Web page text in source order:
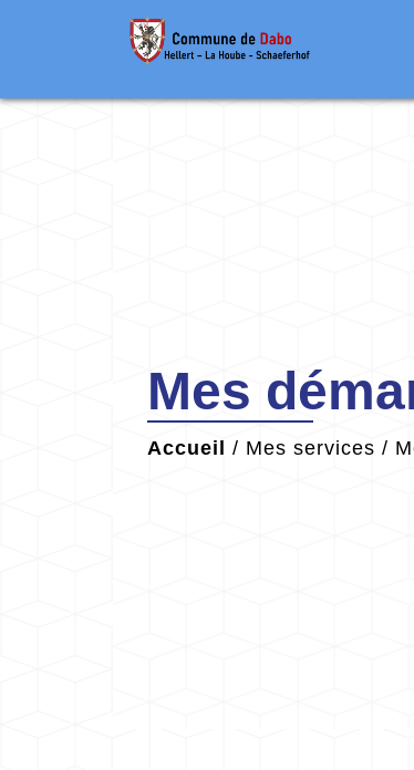
Mes
Accueil / Mes services /